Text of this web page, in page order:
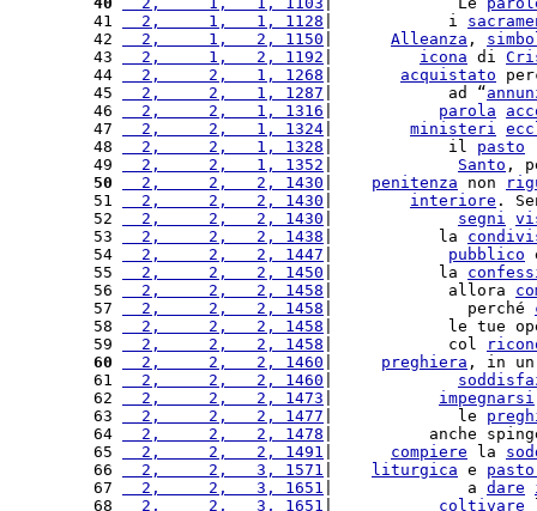
41
  2,     1,   1, 1128
|            i
42
  2,     1,   2, 1150
Alleanza ,
43
  2,     1,   2, 1192
icona di
44
  2,     2,   1, 1268
acquistato
45
  2,     2,   1, 1287
|            ad “
46
  2,     2,   1, 1316
parola
47
  2,     2,   1, 1324
ministeri
48
  2,     2,   1, 1328
|            il pasto
49
  2,     2,   1, 1352
Santo ,
50
  2,     2,   2, 1430
penitenza non
51
  2,     2,   2, 1430
interiore .
52
  2,     2,   2, 1430
segni
53
  2,     2,   2, 1438
|           la
54
  2,     2,   2, 1447
pubblico
55
  2,     2,   2, 1450
|           la
56
  2,     2,   2, 1458
|            allora
57
  2,     2,   2, 1458
|              perché
58
  2,     2,   2, 1458
|            le tue
59
  2,     2,   2, 1458
|            col
60
  2,     2,   2, 1460
preghiera , in
61
  2,     2,   2, 1460
62
  2,     2,   2, 1473
impegnarsi
63
  2,     2,   2, 1477
|             le
64
  2,     2,   2, 1478
|          anche
65
  2,     2,   2, 1491
compiere la
66
  2,     2,   3, 1571
liturgica e
67
  2,     2,   3, 1651
|              a dare
68
  2,     2,   3, 1651
coltivare